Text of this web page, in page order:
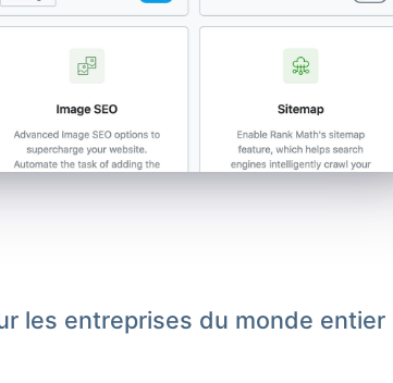
les entreprises du monde entier